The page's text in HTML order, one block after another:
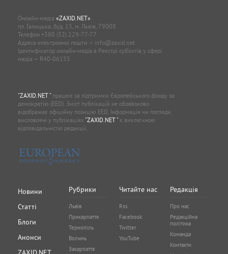
Онлайн-медіа «ZAXID.NET»
пл. Галицька, буд. 15, м. Львів, 79008
Телефон +380 (32) 229-77-77
Адреса електронної пошти — info@zaxid.net
Ідентифікатор онлайн-медіа в Реєстрі суб'єктів у сфері
медіа — R40-06155
"ZAXID.NET "працює за підтримки Європейського фонду за
демократію (EED). Зміст публікацій не обов’язково
відображає офіційну позицію EED. Інформація чи погляди,
висловлені у публікаціях "ZAXID.NET "є виключною
відповідальністю редакції.
Новини
Статті
Блоги
Анонси
Рубрики
Львів
Прикарпаття
Тернопіль
Волинь
Закарпаття
Читайте нас
Rss
Facebook
Twitter
YouTube
Редакція
Про нас
Редакційна
політика
Команда
Контакти